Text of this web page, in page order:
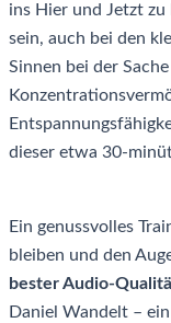
ins Hier und Jetzt zu
sein, auch bei den
Sinnen bei der
dieser etwa 30-
Ein genussvolles
bleiben und den
bester Audio-
Daniel Wandelt –